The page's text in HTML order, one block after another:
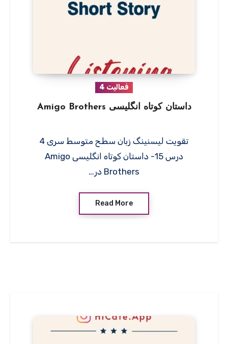
فعالیت 4
داستان کوتاه انگلیسی Amigo Brothers
تقویت لیسنینگ زبان سطح متوسط سری 4
درس 15- داستان کوتاه انگلیسی Amigo
Brothers در…
Read More